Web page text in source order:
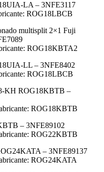
LA – 3NFE3117
ROG18LBCB
multisplit 2×1 Fuji
ROG18KBTA2
LL – 3NFE8402
ROG18LBCB
KH ROG18KBTB –
ROG18KBTB
– 3NFE89102
ROG22KBTB
– 3NFE89137
ROG24KATA